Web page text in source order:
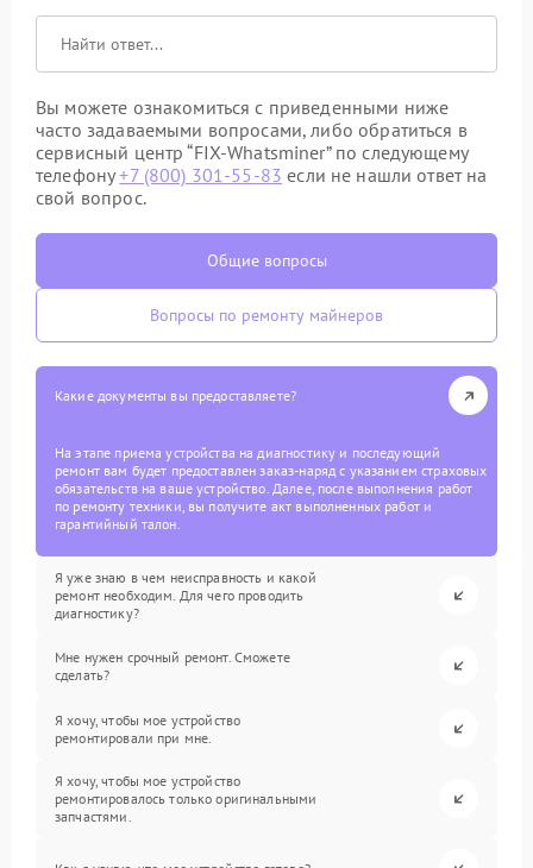
Вы можете ознакомиться с приведенными ниже
часто задаваемыми вопросами, либо обратиться в
сервисный центр “FIX-Whatsminer” по следующему
телефону+7 (800) 301-55-83 если не нашли ответ на
свой вопрос.
Общие вопросы
Вопросы по ремонту майнеров
Какие документы вы предоставляете?
На этапе приема устройства на диагностику и последующий
ремонт вам будет предоставлен заказ-наряд с указанием страховых
обязательств на ваше устройство. Далее, после выполнения работ
по ремонту техники, вы получите акт выполненных работ и
гарантийный талон.
Я уже знаю в чем неисправность и какой
ремонт необходим. Для чего проводить
диагностику?
Мне нужен срочный ремонт. Сможете
сделать?
Я хочу, чтобы мое устройство
ремонтировали при мне.
Я хочу, чтобы мое устройство
ремонтировалось только оригинальными
запчастями.